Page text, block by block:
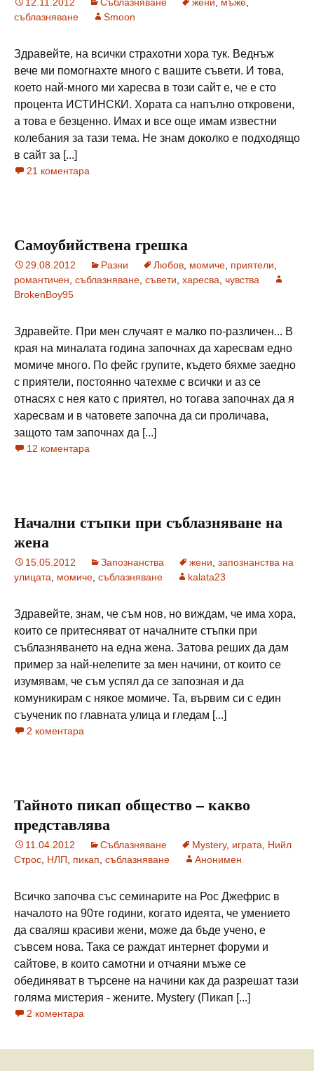
съблазняване
Smoon
Здравейте, на всички страхотни хора тук. Веднъж
вече ми помогнахте много с вашите съвети. И това,
което най-много ми харесва в този сайт е, че е сто
процента ИСТИНСКИ. Хората са напълно откровени,
а това е безценно. Имах и все още имам известни
колебания за тази тема. Не знам доколко е подходящо
в сайт за [...]
21 коментара
Самоубийствена грешка
29.08.2012 Разни Любов момиче приятели
романтичен съблазняване съвети харесва чувства
BrokenBoy95
Здравейте. При мен случаят е малко по-различен... В
края на миналата година започнах да харесвам едно
момиче много. По фейс групите, където бяхме заедно
с приятели, постоянно чатехме с всички и аз се
отнасях с нея като с приятел, но тогава започнах да я
харесвам и в чатовете започна да си проличава,
защото там започнах да [...]
12 коментара
Начални стъпки при съблазняване на
жена
15.05.2012 Запознанства жени запознанства на
улицата
момиче съблазняване kalata23
Здравейте, знам, че съм нов, но виждам, че има хора,
които се притесняват от началните стъпки при
съблазняването на една жена. Затова реших да дам
пример за най-нелепите за мен начини, от които се
изумявам, че съм успял да се запозная и да
комуникирам с някое момиче. Та, вървим си с един
съученик по главната улица и гледам [...]
2 коментара
Тайното пикап общество – какво
представлява
11.04.2012 Съблазняване Mystery, играта
Нийл
Строс НЛП пикап съблазняване Анонимен
Всичко започва със семинарите на Рос Джефрис в
началото на 90те години, когато идеята, че умението
да сваляш красиви жени, може да бъде учено, е
съвсем нова. Така се раждат интернет форуми и
сайтове, в които самотни и отчаяни мъже се
обединяват в търсене на начини как да разрешат тази
голяма мистерия - жените. Mystery (Пикап [...]
2 коментара